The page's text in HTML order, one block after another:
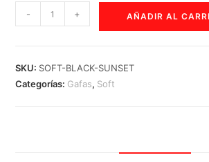
BLACK
- + AÑADIR AL
SKU: SOFT-BLACK-SUNSET
Categorías: Gafas, Soft